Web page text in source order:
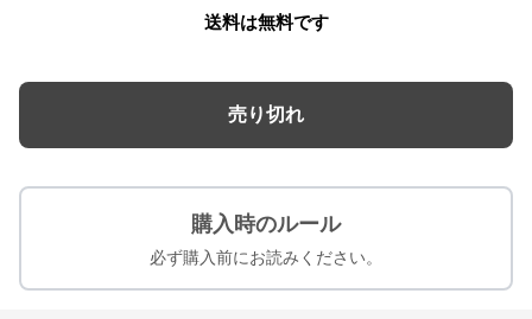
送料は無料です
売り切れ
購入時のルール
必ず購入前にお読みください。